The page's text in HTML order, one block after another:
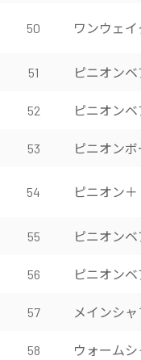
50 ワンウェ
51 ピニオン
52 ピニオン
53 ピニオン
54 ピニオン
55 ピニオン
56 ピニオンベ
57 メインシャ
58 ウォーム